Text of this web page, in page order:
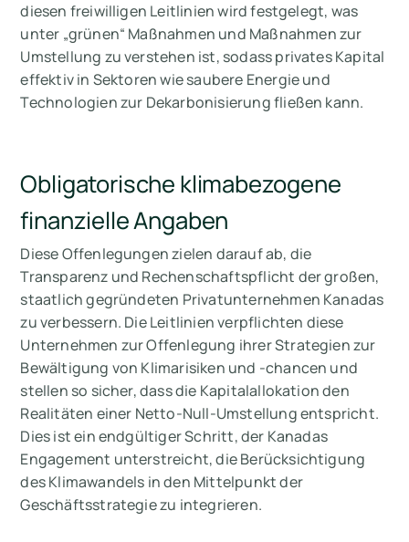
diesen freiwilligen Leitlinien wird festgelegt, was
unter „grünen“ Maßnahmen und Maßnahmen zur
Umstellung zu verstehen ist, sodass privates Kapital
effektiv in Sektoren wie saubere Energie und
Technologien zur Dekarbonisierung fließen kann.
Obligatorische klimabezogene
finanzielle Angaben
Diese Offenlegungen zielen darauf ab, die
Transparenz und Rechenschaftspflicht der großen,
staatlich gegründeten Privatunternehmen Kanadas
zu verbessern. Die Leitlinien verpflichten diese
Unternehmen zur Offenlegung ihrer Strategien zur
Bewältigung von Klimarisiken und -chancen und
stellen so sicher, dass die Kapitalallokation den
Realitäten einer Netto-Null-Umstellung entspricht.
Dies ist ein endgültiger Schritt, der Kanadas
Engagement unterstreicht, die Berücksichtigung
des Klimawandels in den Mittelpunkt der
Geschäftsstrategie zu integrieren.